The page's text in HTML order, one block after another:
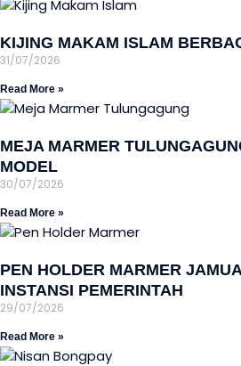
KIJING MAKAM ISLAM
31/07/2026
Read More »
MEJA MARMER
MODEL
30/07/2026
Read More »
PEN HOLDER MARMER
INSTANSI PEMERINTAH
29/07/2026
Read More »